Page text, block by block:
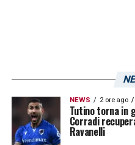
NEWS 2 ore ago
Tutino torna in
Corradi
Ravanelli